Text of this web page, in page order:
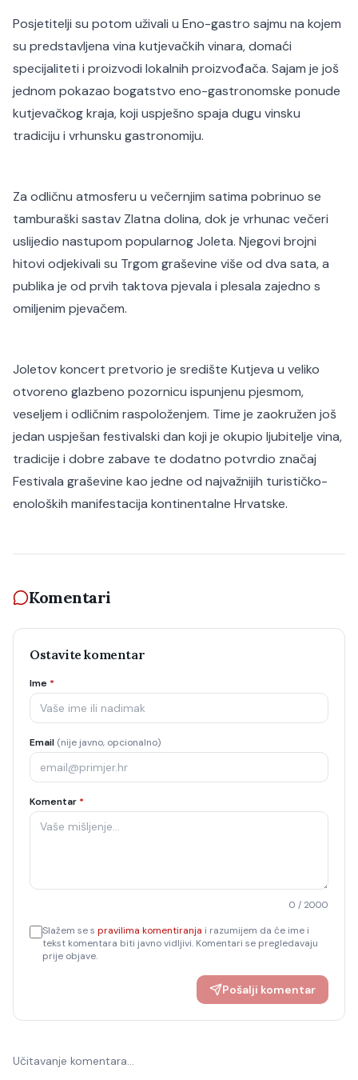
Posjetitelji su potom uživali u Eno-gastro sajmu na kojem
su predstavljena vina kutjevačkih vinara, domaći
specijaliteti i proizvodi lokalnih proizvođača. Sajam je još
jednom pokazao bogatstvo eno-gastronomske ponude
kutjevačkog kraja, koji uspješno spaja dugu vinsku
tradiciju i vrhunsku gastronomiju.
Za odličnu atmosferu u večernjim satima pobrinuo se
tamburaški sastav Zlatna dolina, dok je vrhunac večeri
uslijedio nastupom popularnog Joleta. Njegovi brojni
hitovi odjekivali su Trgom graševine više od dva sata, a
publika je od prvih taktova pjevala i plesala zajedno s
omiljenim pjevačem.
Joletov koncert pretvorio je središte Kutjeva u veliko
otvoreno glazbeno pozornicu ispunjenu pjesmom,
veseljem i odličnim raspoloženjem. Time je zaokružen još
jedan uspješan festivalski dan koji je okupio ljubitelje vina,
tradicije i dobre zabave te dodatno potvrdio značaj
Festivala graševine kao jedne od najvažnijih turističko-
enoloških manifestacija kontinentalne Hrvatske.
Komentari
Ostavite komentar
Ime *
Email (nije javno, opcionalno)
Komentar *
0 / 2000
Slažem se s pravilima komentiranja i razumijem da će ime i
tekst komentara biti javno vidljivi. Komentari se pregledavaju
prije objave.
Pošalji komentar
Učitavanje komentara…